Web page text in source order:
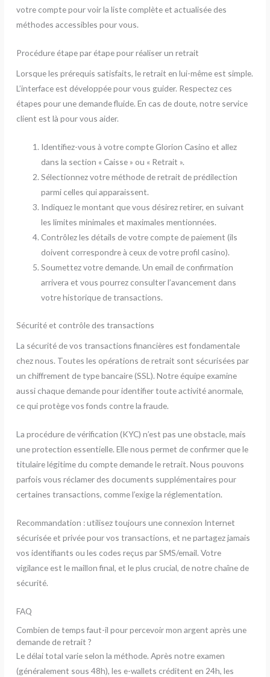
votre compte pour voir la liste complète et actualisée des
méthodes accessibles pour vous.
Procédure étape par étape pour réaliser un retrait
Lorsque les prérequis satisfaits, le retrait en lui-même est simple.
L’interface est développée pour vous guider. Respectez ces
étapes pour une demande fluide. En cas de doute, notre service
client est là pour vous aider.
Identifiez-vous à votre compte Glorion Casino et allez
dans la section « Caisse » ou « Retrait ».
Sélectionnez votre méthode de retrait de prédilection
parmi celles qui apparaissent.
Indiquez le montant que vous désirez retirer, en suivant
les limites minimales et maximales mentionnées.
Contrôlez les détails de votre compte de paiement (ils
doivent correspondre à ceux de votre profil casino).
Soumettez votre demande. Un email de confirmation
arrivera et vous pourrez consulter l’avancement dans
votre historique de transactions.
Sécurité et contrôle des transactions
La sécurité de vos transactions financières est fondamentale
chez nous. Toutes les opérations de retrait sont sécurisées par
un chiffrement de type bancaire (SSL). Notre équipe examine
aussi chaque demande pour identifier toute activité anormale,
ce qui protège vos fonds contre la fraude.
La procédure de vérification (KYC) n’est pas une obstacle, mais
une protection essentielle. Elle nous permet de confirmer que le
titulaire légitime du compte demande le retrait. Nous pouvons
parfois vous réclamer des documents supplémentaires pour
certaines transactions, comme l’exige la réglementation.
Recommandation : utilisez toujours une connexion Internet
sécurisée et privée pour vos transactions, et ne partagez jamais
vos identifiants ou les codes reçus par SMS/email. Votre
vigilance est le maillon final, et le plus crucial, de notre chaîne de
sécurité.
FAQ
Combien de temps faut-il pour percevoir mon argent après une
demande de retrait ?
Le délai total varie selon la méthode. Après notre examen
(généralement sous 48h), les e-wallets créditent en 24h, les